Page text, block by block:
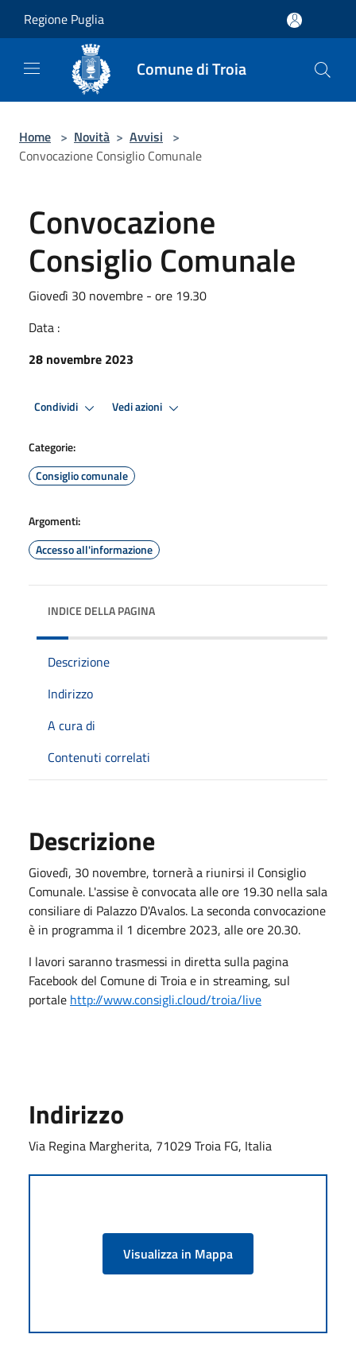
Regione Puglia
Comune di Troia
Home > Novità > Avvisi >
Convocazione Consiglio Comunale
Convocazione
Consiglio Comunale
Giovedì 30 novembre - ore 19.30
Data :
28 novembre 2023
Condividi Vedi azioni
Categorie:
Consiglio comunale
Argomenti:
Accesso all'informazione
INDICE DELLA PAGINA
Descrizione
Indirizzo
A cura di
Contenuti correlati
Descrizione
Giovedì, 30 novembre, tornerà a riunirsi il Consiglio
Comunale. L'assise è convocata alle ore 19.30 nella sala
consiliare di Palazzo D'Avalos. La seconda convocazione
è in programma il 1 dicembre 2023, alle ore 20.30.
I lavori saranno trasmessi in diretta sulla pagina
Facebook del Comune di Troia e in streaming, sul
portale http://www.consigli.cloud/troia/live
Indirizzo
Via Regina Margherita, 71029 Troia FG, Italia
Visualizza in Mappa